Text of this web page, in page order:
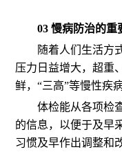
03 慢病防治的重
随着人们生活方
压力日益增大，超重
鲜，“三高”等慢性疾
体检能从各项检
的信息，以便于及早
习惯及早作出调整和